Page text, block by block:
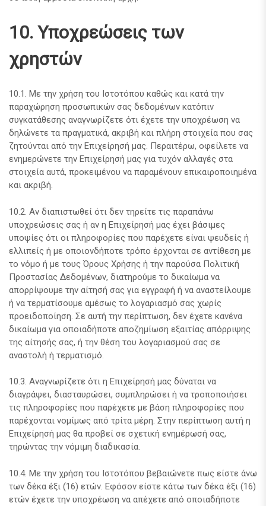
10. Υποχρεώσεις των
χρηστών
10.1. Με την χρήση του Ιστοτόπου καθώς και κατά την
παραχώρηση προσωπικών σας δεδομένων κατόπιν
συγκατάθεσης αναγνωρίζετε ότι έχετε την υποχρέωση να
δηλώνετε τα πραγματικά, ακριβή και πλήρη στοιχεία που σας
ζητούνται από την Επιχείρησή μας. Περαιτέρω, οφείλετε να
ενημερώνετε την Επιχείρησή μας για τυχόν αλλαγές στα
στοιχεία αυτά, προκειμένου να παραμένουν επικαιροποιημένα
και ακριβή.
10.2. Αν διαπιστωθεί ότι δεν τηρείτε τις παραπάνω
υποχρεώσεις σας ή αν η Επιχείρησή μας έχει βάσιμες
υποψίες ότι οι πληροφορίες που παρέχετε είναι ψευδείς ή
ελλιπείς ή με οποιονδήποτε τρόπο έρχονται σε αντίθεση με
το νόμο ή με τους Όρους Χρήσης ή την παρούσα Πολιτική
Προστασίας Δεδομένων, διατηρούμε το δικαίωμα να
απορρίψουμε την αίτησή σας για εγγραφή ή να αναστείλουμε
ή να τερματίσουμε αμέσως το λογαριασμό σας χωρίς
προειδοποίηση. Σε αυτή την περίπτωση, δεν έχετε κανένα
δικαίωμα για οποιαδήποτε αποζημίωση εξαιτίας απόρριψης
της αίτησής σας, ή την θέση του λογαριασμού σας σε
αναστολή ή τερματισμό.
10.3. Αναγνωρίζετε ότι η Επιχείρησή μας δύναται να
διαγράψει, διασταυρώσει, συμπληρώσει ή να τροποποιήσει
τις πληροφορίες που παρέχετε με βάση πληροφορίες που
παρέχονται νομίμως από τρίτα μέρη. Στην περίπτωση αυτή η
Επιχείρησή μας θα προβεί σε σχετική ενημέρωσή σας,
τηρώντας την νόμιμη διαδικασία.
10.4. Με την χρήση του Ιστοτόπου βεβαιώνετε πως είστε άνω
των δέκα έξι (16) ετών. Εφόσον είστε κάτω των δέκα έξι (16)
ετών έχετε την υποχρέωση να απέχετε από οποιαδήποτε